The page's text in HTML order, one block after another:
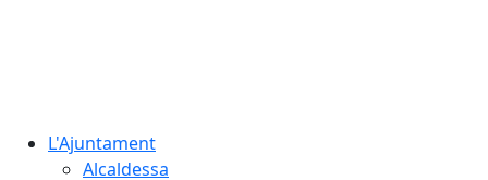
L'Ajuntament
Alcaldessa